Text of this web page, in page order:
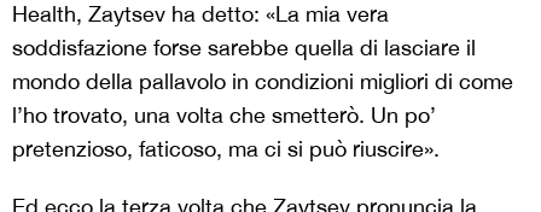
Health, Zaytsev ha detto: «La mia vera
soddisfazione forse sarebbe quella di lasciare il
mondo della pallavolo in condizioni migliori di come
l’ho trovato, una volta che smetterò. Un po’
pretenzioso, faticoso, ma ci si può riuscire».